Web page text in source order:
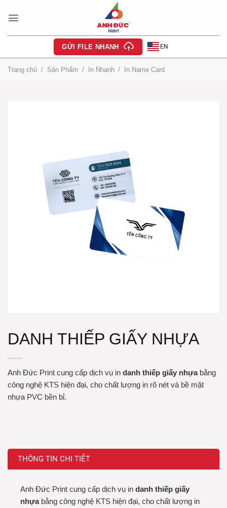
qua
GỬI FILE NHANH EN
Trang chủ / Sản Phẩm / In Nhanh / In Name Card
DANH THIẾP GIẤY NHỰA
Anh Đức Print cung cấp dịch vụ in danh thiếp giấy nhựa bằng
công nghệ KTS hiện đại, cho chất lượng in rõ nét và bề mặt
nhựa PVC bền bỉ.
THÔNG TIN CHI TIẾT
Anh Đức Print cung cấp dịch vụ in danh thiếp giấy
nhựa bằng công nghệ KTS hiện đại, cho chất lượng in